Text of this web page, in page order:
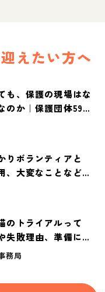
えたい方へ
も、保護の現場はな
のか｜保護団体59団
保護犬・保護猫白書
りボランティアと
、大変なことなど紹
のトライアルって
失敗理由、準備に必
務局